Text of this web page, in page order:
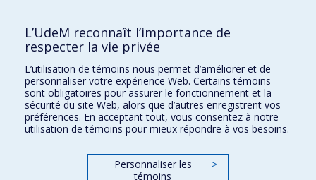
Qui fait quoi?
Nous trouver
Plan du site
Accessibilité
L’UdeM reconnaît l’importance de
respecter la vie privée
L’utilisation de témoins nous permet d’améliorer et de
personnaliser votre expérience Web. Certains témoins
sont obligatoires pour assurer le fonctionnement et la
sécurité du site Web, alors que d’autres enregistrent vos
préférences. En acceptant tout, vous consentez à notre
utilisation de témoins pour mieux répondre à vos besoins.
Personnaliser les
témoins
>